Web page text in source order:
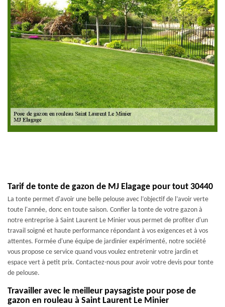
Tarif de tonte de gazon de MJ Elagage pour tout 30440
La tonte permet d'avoir une belle pelouse avec l’objectif de l’avoir verte
toute l'année, donc en toute saison. Confier la tonte de votre gazon à
notre entreprise à Saint Laurent Le Minier vous permet de profiter d'un
travail soigné et haute performance répondant à vos exigences et à vos
attentes. Formée d'une équipe de jardinier expérimenté, notre société
vous propose ce service quand vous voulez entretenir votre jardin et
espace vert à petit prix. Contactez-nous pour avoir votre devis pour tonte
de pelouse.
Travailler avec le meilleur paysagiste pour pose de
gazon en rouleau à Saint Laurent Le Minier